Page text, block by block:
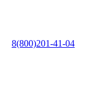
8(800)201-41-04